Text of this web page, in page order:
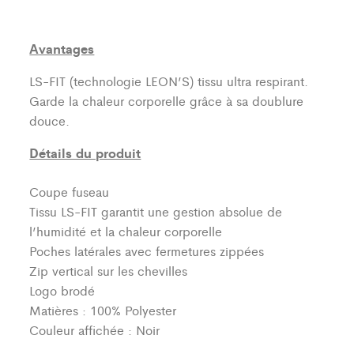
Avantages
LS-FIT (technologie LEON’S)tissu ultra respirant.
Garde la chaleur corporelle grâce à sa doublure
douce.
Détails du produit
Coupe fuseau
Tissu LS-FIT garantit une gestion absolue de
l’humidité et la chaleur corporelle
Poches latérales avec fermetures zippées
Zip vertical sur les chevilles
Logo brodé
Matières : 100% Polyester
Couleur affichée : Noir